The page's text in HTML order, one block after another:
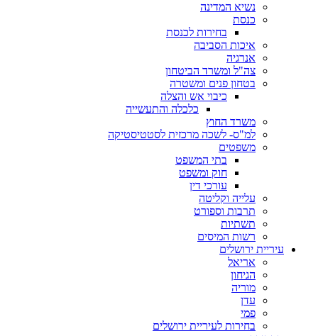
נשיא המדינה
כנסת
בחירות לכנסת
איכות הסביבה
אנרגיה
צה"ל ומשרד הביטחון
בטחון פנים ומשטרה
כיבוי אש והצלה
כלכלה והתעשייה
משרד החוץ
למ"ס- לשכה מרכזית לסטטיסטיקה
משפטים
בתי המשפט
חוק ומשפט
עורכי דין
עלייה וקליטה
תרבות וספורט
תשתיות
רשות המיסים
עיריית ירושלים
אריאל
הגיחון
מוריה
עדן
פמי
בחירות לעיריית ירושלים